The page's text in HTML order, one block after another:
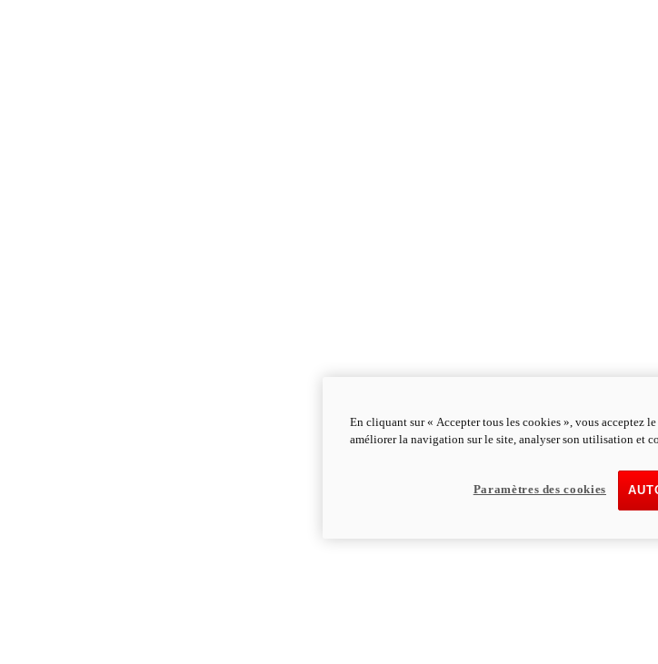
En cliquant sur « Accepter tous les cookies », vous acceptez
améliorer la navigation sur le site, analyser son utilisation et
Paramètres des cookies